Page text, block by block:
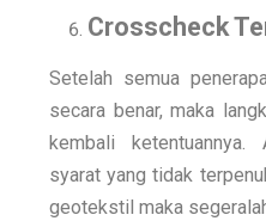
Crosscheck
Setelah semua
secara benar, maka
kembali ketentuannya.
syarat yang tidak
geotekstil maka